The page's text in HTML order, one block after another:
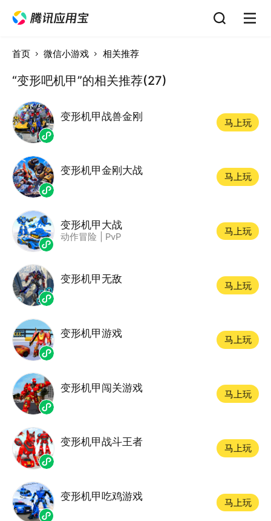
首页 微信小游戏 相关推荐
“变形吧机甲”的相关推荐(27)
变形机甲战兽金刚
马上玩
变形机甲金刚大战
马上玩
变形机甲大战
动作冒险 PvP
马上玩
变形机甲无敌
马上玩
变形机甲游戏
马上玩
变形机甲闯关游戏
马上玩
变形机甲战斗王者
马上玩
变形机甲吃鸡游戏
马上玩